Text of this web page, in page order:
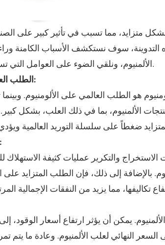
متزايد، مما تسبب في تأثير كبير على
التدوينة، سوف نستكشف الأسباب الكامنة
الألمنيوم، ونلقي الضوء على العوامل التي تساهم في هذا الاتجاه.
الطلب العالمي على الألمنيوم:
هو الطلب العالمي على الألومنيوم. وبينما
الألمنيوم، بما في ذلك العلب، بشكل
تكاليف المواد الخام:
والتكرير عمليات كثيفة الاستهلاك
بالإضافة إلى ذلك، فإن الطلب المتزايد على
يمكن أن يؤثر ارتفاع أسعار الوقود،
النهائي لعلب الألمنيوم. وعادة ما يتم